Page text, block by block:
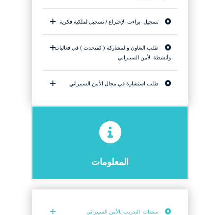
تسجيل براءت الإختراع / تسجيل لملكية فكرية
طلب التعاون والمشاركة ( كمتحدث ) في فعاليات
وأنشطة الأمن السيبراني
طلب استشارة في مجال الأمن السيبراني
المعلومات
منصات التدريب بالأمن السيبراني